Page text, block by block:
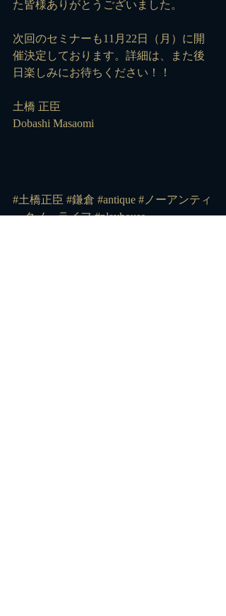
た皆様ありがとうございました。
次回のセミナーも11月22日（月）に開
催決定しております。詳細は、また後
日楽しみにお待ちください！！
土橋 正臣
Dobashi Masaomi
#土橋正臣 #鎌倉 #antique #ノーアンティ
ークノーライフ #playhouse